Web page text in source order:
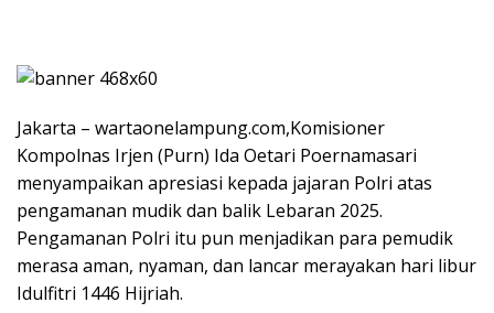
Jakarta – wartaonelampung.com,Komisioner
Kompolnas Irjen (Purn) Ida Oetari Poernamasari
menyampaikan apresiasi kepada jajaran Polri atas
pengamanan mudik dan balik Lebaran 2025.
Pengamanan Polri itu pun menjadikan para pemudik
merasa aman, nyaman, dan lancar merayakan hari libur
Idulfitri 1446 Hijriah.